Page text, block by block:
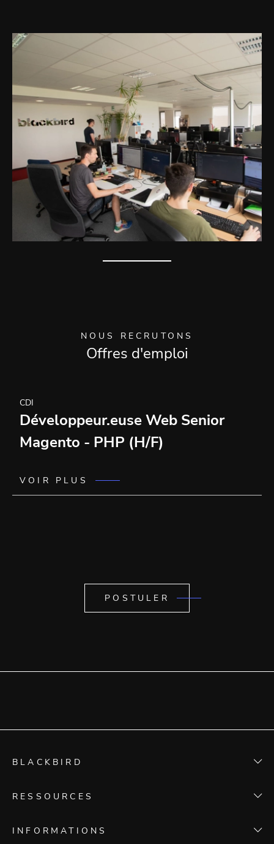
NOUS RECRUTONS
Offres d'emploi
CDI
Développeur.euse Web Senior
Magento - PHP (H/F)
VOIR PLUS
POSTULER
BLACKBIRD
L'agence
RESSOURCES
Blog
INFORMATIONS